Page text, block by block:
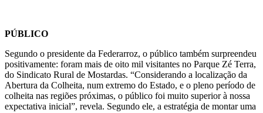
PÚBLICO
Segundo o presidente da Federarroz, o público também surpreendeu
positivamente: foram mais de oito mil visitantes no Parque Zé Terra,
do Sindicato Rural de Mostardas. “Considerando a localização da
Abertura da Colheita, num extremo do Estado, e o pleno período de
colheita nas regiões próximas, o público foi muito superior à nossa
expectativa inicial”, revela. Segundo ele, a estratégia de montar uma